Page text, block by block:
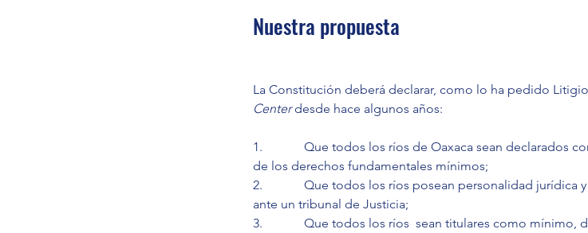
Nuestra propuesta
La Constitución deberá declarar, como lo ha pedido
Center desde hace algunos años:
1.             Que todos los ríos de Oaxaca sean
de los derechos fundamentales mínimos;
2.             Que todos los ríos posean personalidad
ante un tribunal de Justicia;
3.             Que todos los ríos  sean titulares como